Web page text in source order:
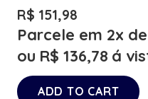
R$ 151,98
Parcele em 2x de
ou R$ 136,78 á
ADD TO CART